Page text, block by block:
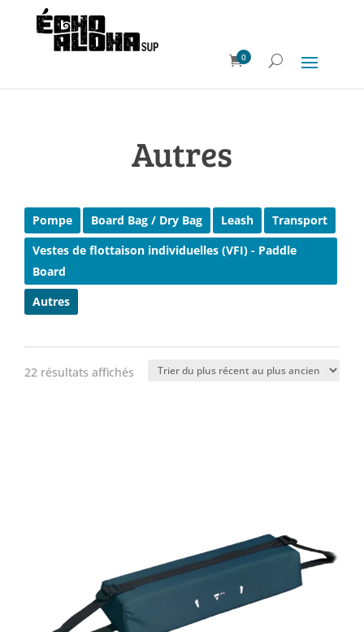
0
Autres
Pompe Board Bag / Dry Bag Leash
Transport
Vestes de flottaison individuelles (VFI) - Paddle
Board
Autres
22 résultats affichés